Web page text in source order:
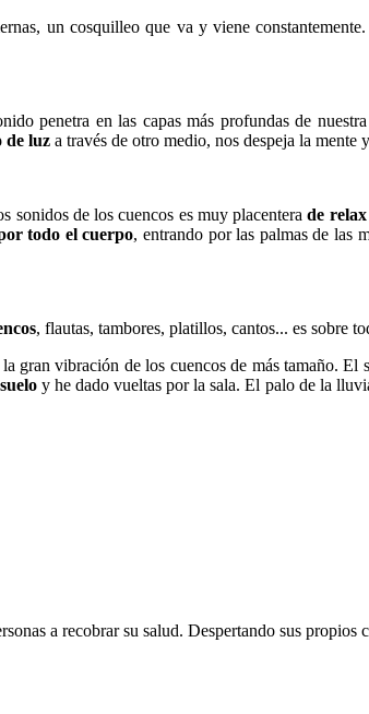
un cosquilleo que va y viene constantemente.
penetra en las capas más profundas de
de luz a través de otro medio, nos despeja la mente
sonidos de los cuencos es muy placenterade
todo el cuerpo, entrando por las palmas de las
, flautas, tambores, platillos, cantos... es sobre
gran vibración de los cuencos de más tamaño.
y he dado vueltas por la sala. El palo de la
a recobrar su salud. Despertando sus